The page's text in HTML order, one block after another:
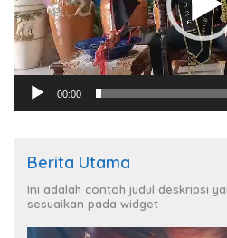
00:00
Berita Utama
Ini adalah contoh judul deskripsi
sesuaikan pada widget